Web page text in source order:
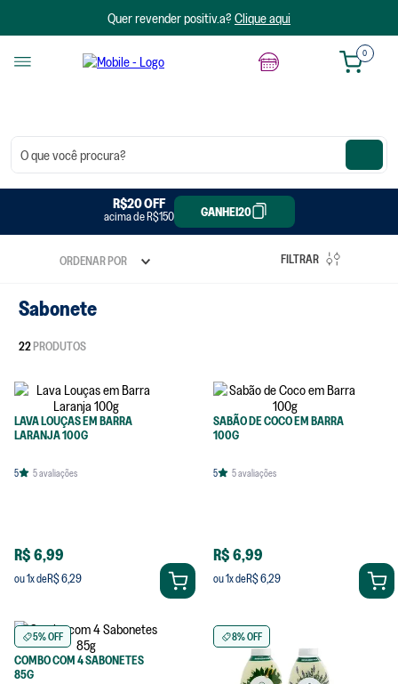
Quer revender positiv.a? Clique aqui
0
O que você procura?
R$20 OFF
acima de R$150 GANHEI20
R$50 OFF
acima de R$300 GANHEI50
ORDENAR POR FILTRAR
Sabonete
22PRODUTOS
LAVA LOUÇAS EM BARRA
LARANJA 100G
5 5avaliações
R$ 6,99
ou1x deR$ 6,29
SABÃO DE COCO EM BARRA
100G
5 5avaliações
R$ 6,99
ou1x deR$ 6,29
5% OFF
COMBO COM 4 SABONETES
85G
8% OFF